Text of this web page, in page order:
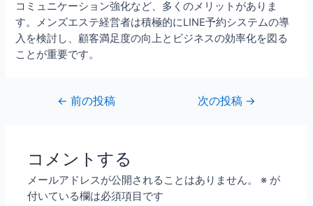
コミュニケーション強化など、多くのメリットがありま
す。メンズエステ経営者は積極的にLINE予約システムの導
入を検討し、顧客満足度の向上とビジネスの効率化を図る
ことが重要です。
← 前の投稿 次の投稿 →
コメントする
メールアドレスが公開されることはありません。 ※ が
付いている欄は必須項目です